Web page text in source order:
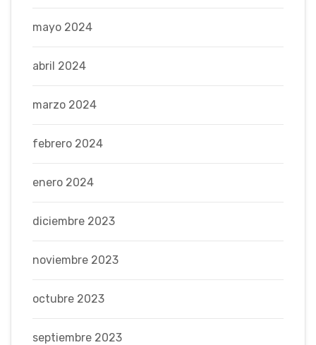
mayo 2024
abril 2024
marzo 2024
febrero 2024
enero 2024
diciembre 2023
noviembre 2023
octubre 2023
septiembre 2023